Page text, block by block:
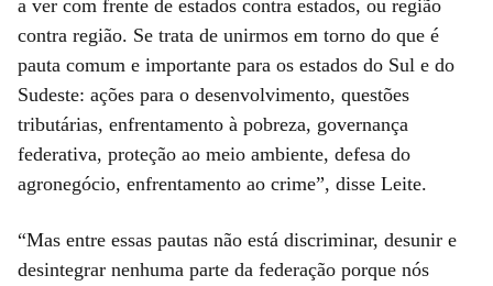
a ver com frente de estados contra estados, ou região
contra região. Se trata de unirmos em torno do que é
pauta comum e importante para os estados do Sul e do
Sudeste: ações para o desenvolvimento, questões
tributárias, enfrentamento à pobreza, governança
federativa, proteção ao meio ambiente, defesa do
agronegócio, enfrentamento ao crime”, disse Leite.
“Mas entre essas pautas não está discriminar, desunir e
desintegrar nenhuma parte da federação porque nós